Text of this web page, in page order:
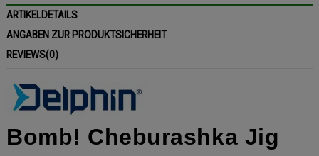
ARTIKELDETAILS
ANGABEN ZUR PRODUKTSICHERHEIT
REVIEWS(0)
Bomb! Cheburashka Jig